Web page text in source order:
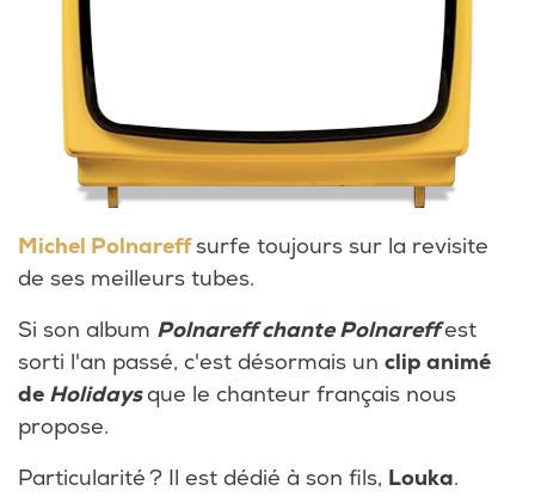
Michel Polnareffsurfe toujours sur la revisite
de ses meilleurs tubes.
Si son album Polnareff chante Polnareffest
sorti l'an passé, c'est désormais un clip animé
de Holidaysque le chanteur français nous
propose.
Particularité ? Il est dédié à son fils, Louka.